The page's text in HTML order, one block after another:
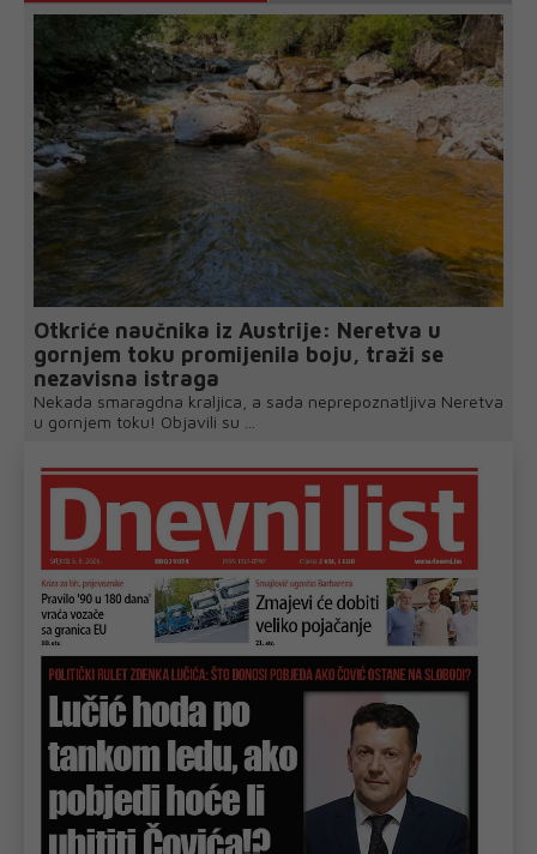
Otkriće naučnika iz Austrije: Neretva u
gornjem toku promijenila boju, traži se
nezavisna istraga
Nekada smaragdna kraljica, a sada neprepoznatljiva Neretva
u gornjem toku! Objavili su ...